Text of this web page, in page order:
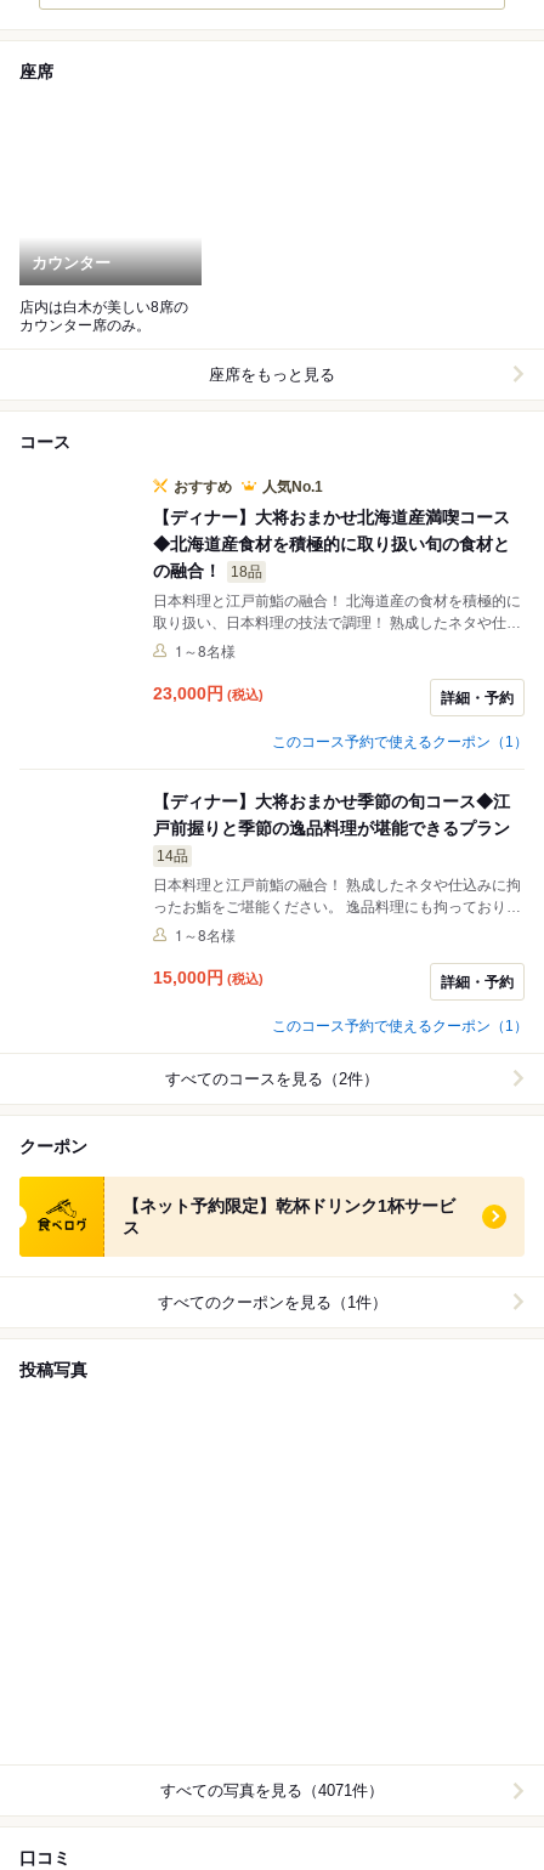
座席
カウンター
店内は白木が美しい8席の
カウンター席のみ。
座席をもっと見る
コース
おすすめ 人気No.1
【ディナー】大将おまかせ北海道産満喫コース
◆北海道産食材を積極的に取り扱い旬の食材と
の融合！
18品
日本料理と江戸前鮨の融合！ 北海道産の食材を積極的に
取り扱い、日本料理の技法で調理！ 熟成したネタや仕込
みに拘ったお鮨をご堪能ください。 逸品料理にも拘って
一貫一貫、職人が心を込めて握る鮨をご堪能ください。
1～8名様
23,000円 (税込) 詳細・予約
このコース予約で使えるクーポン（1）
【ディナー】大将おまかせ季節の旬コース◆江
戸前握りと季節の逸品料理が堪能できるプラン
14品
日本料理と江戸前鮨の融合！ 熟成したネタや仕込みに拘
ったお鮨をご堪能ください。 逸品料理にも拘っており、
季節に応じて一番良い物をご用意しております。 一貫一
1～8名様
15,000円 (税込) 詳細・予約
このコース予約で使えるクーポン（1）
すべてのコースを見る（2件）
クーポン
食べログ クーポン
【ネット予約限定】乾杯ドリンク1杯サービ
ス
すべてのクーポンを見る（1件）
投稿写真
すべての写真を見る（4071件）
口コミ